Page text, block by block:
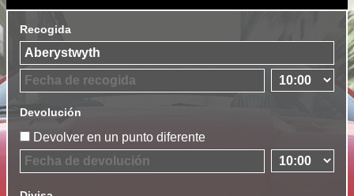
Recogida
Devolución
Devolver en un punto diferente